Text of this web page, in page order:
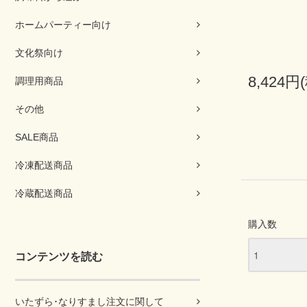
ホームパーティー向け
文化祭向け
調理用商品
その他
SALE商品
冷凍配送商品
冷蔵配送商品
コンテンツを読む
いたずら･なりすまし注文に関して
8,424円
購入数